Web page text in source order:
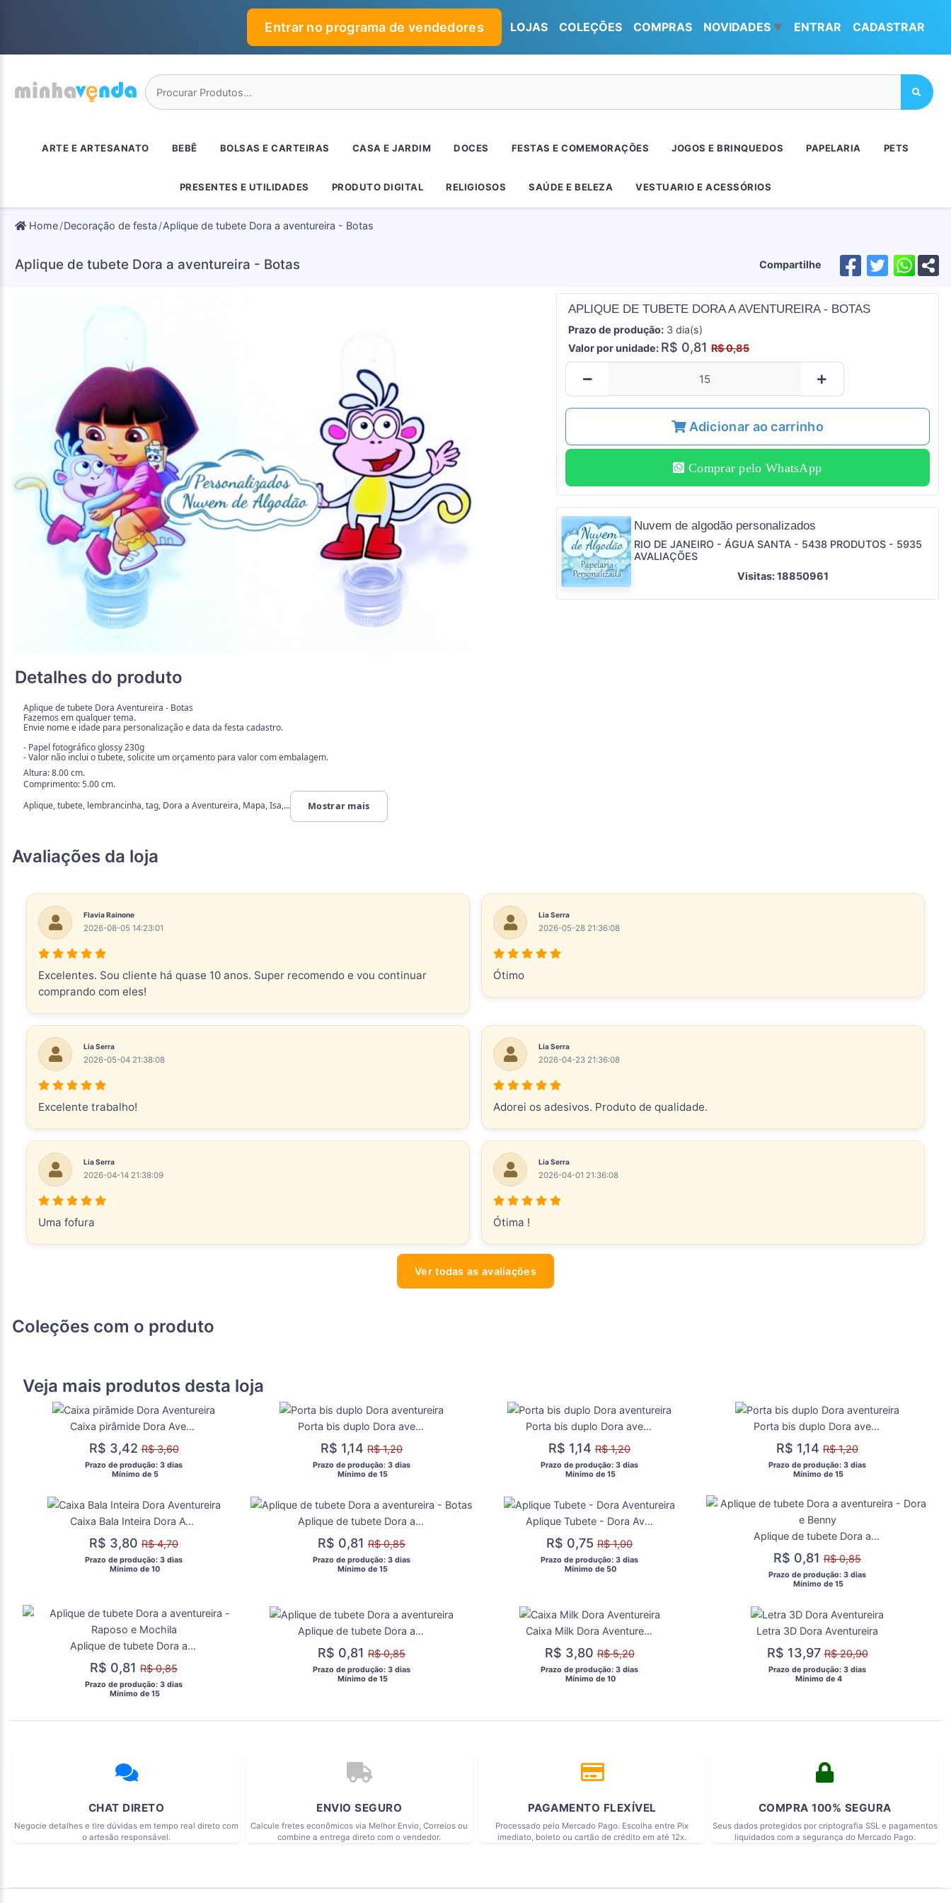
Entrar no programa de vendedores LOJAS COLEÇÕES COMPRAS NOVIDADES ▼ ENTRAR CADASTRAR
ARTE E ARTESANATO BEBÊ BOLSAS E CARTEIRAS CASA E JARDIM DOCES FESTAS E COMEMORAÇÕES JOGOS E BRINQUEDOS PAPELARIA PETS
PRESENTES E UTILIDADES PRODUTO DIGITAL RELIGIOSOS SAÚDE E BELEZA VESTUARIO E ACESSÓRIOS
Home Decoração de festa Aplique de tubete Dora a aventureira - Botas
Aplique de tubete Dora a aventureira - Botas Compartilhe
APLIQUE DE TUBETE DORA A AVENTUREIRA - BOTAS
Prazo de produção:3 dia(s)
Valor por unidade: R$ 0,81R$ 0,85
Adicionar ao carrinho
Comprar pelo WhatsApp
Nuvem de algodão personalizados
RIO DE JANEIRO - ÁGUA SANTA - 5438 PRODUTOS - 5935
AVALIAÇÕES
Visitas: 18850961
Detalhes do produto
Aplique de tubete Dora Aventureira - Botas
Fazemos em qualquer tema.
Envie nome e idade para personalização e data da festa cadastro.
- Papel fotográfico glossy 230g
- Valor não inclui o tubete, solicite um orçamento para valor com embalagem.
Altura: 8.00 cm.
Comprimento: 5.00 cm.
Aplique, tubete, lembrancinha, tag, Dora a Aventureira, Mapa, Isa,...
Mostrar mais
Avaliações da loja
Flavia Rainone
2026-08-05 14:23:01
Excelentes. Sou cliente há quase 10 anos. Super recomendo e vou continuar
comprando com eles!
Lia Serra
2026-05-28 21:36:08
Ótimo
Lia Serra
2026-05-04 21:38:08
Excelente trabalho!
Lia Serra
2026-04-23 21:36:08
Adorei os adesivos. Produto de qualidade.
Lia Serra
2026-04-14 21:38:09
Uma fofura
Lia Serra
2026-04-01 21:36:08
Ótima !
Ver todas as avaliações
Coleções com o produto
Veja mais produtos desta loja
Caixa pirâmide Dora Aventureira
R$ 3,42R$ 3,60
Prazo de produção: 3 dias
  Mínimo de 5
Porta bis duplo Dora aventureira
R$ 1,14 R$ 1,20
Prazo de produção: 3 dias
  Mínimo de 15
Porta bis duplo Dora aventureira
R$ 1,14 R$ 1,20
Prazo de produção: 3 dias
  Mínimo de 15
Porta bis duplo Dora aventureira
R$ 1,14 R$ 1,20
Prazo de produção: 3 dias
  Mínimo de 15
Caixa Bala Inteira Dora Aventureira
R$ 3,80 R$ 4,70
Prazo de produção: 3 dias
  Mínimo de 10
Aplique de tubete Dora a aventureira - Botas
R$ 0,81 R$ 0,85
Prazo de produção: 3 dias
  Mínimo de 15
Aplique Tubete - Dora Aventureira
R$ 0,75 R$ 1,00
Prazo de produção: 3 dias
  Mínimo de 50
Aplique de tubete Dora a aventureira - Dora e Benny
R$ 0,81 R$ 0,85
Prazo de produção: 3 dias
  Mínimo de 15
Aplique de tubete Dora a aventureira - Raposo e Mochila
R$ 0,81 R$ 0,85
Prazo de produção: 3 dias
  Mínimo de 15
Aplique de tubete Dora a aventureira
R$ 0,81 R$ 0,85
Prazo de produção: 3 dias
  Mínimo de 15
Caixa Milk Dora Aventureira
R$ 3,80R$ 5,20
Prazo de produção: 3 dias
  Mínimo de 10
Letra 3D Dora Aventureira
R$ 13,97R$ 20,90
Prazo de produção: 3 dias
  Mínimo de 4
CHAT DIRETO
Negocie detalhes e tire dúvidas em tempo real direto com
o artesão responsável.
ENVIO SEGURO
Calcule fretes econômicos via Melhor Envio, Correios ou
combine a entrega direto com o vendedor.
PAGAMENTO FLEXÍVEL
Processado pelo Mercado Pago. Escolha entre Pix
imediato, boleto ou cartão de crédito em até 12x.
COMPRA 100% SEGURA
Seus dados protegidos por criptografia SSL e pagamentos
liquidados com a segurança do Mercado Pago.